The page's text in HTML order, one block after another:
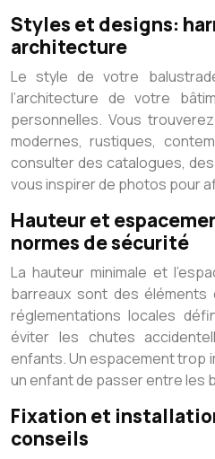
Styles et designs:
architecture
Le style de votre
l’architecture de votre
personnelles. Vous
modernes, rustiques,
consulter des catalogues,
vous inspirer de photos pour
Hauteur et
normes de sécurité
La hauteur minimale et
barreaux sont des
réglementations locales
éviter les chutes
enfants. Un espacement trop
un enfant de passer entre les
Fixation et
conseils